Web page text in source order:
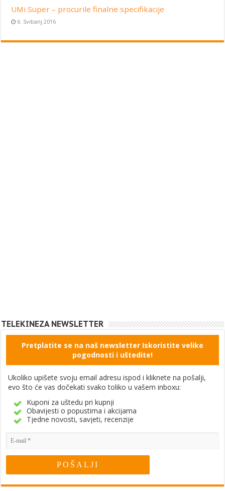
UMi Super – procurile finalne specifikacije
6. Svibanj 2016
TELEKINEZA NEWSLETTER
Pretplatite se na naš newsletter Iskoristite velike
pogodnosti i uštedite!
Ukoliko upišete svoju email adresu ispod i kliknete na pošalji,
evo što će vas dočekati svako toliko u vašem inboxu:
Kuponi za uštedu pri kupnji
Obavijesti o popustima i akcijama
Tjedne novosti, savjeti, recenzije